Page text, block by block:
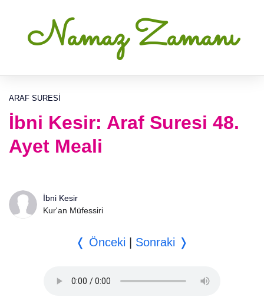
Namaz Zamanı
ARAF SURESI
İbni Kesir: Araf Suresi 48.
Ayet Meali
İbni Kesir
Kur'an Müfessiri
❬ Önceki Sonraki ❭